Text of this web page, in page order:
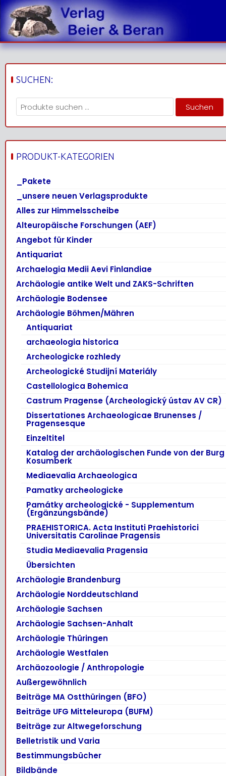
Skip
to
content
SUCHEN:
Suchen
nach: Suchen
PRODUKT-KATEGORIEN
_Pakete
_unsere neuen Verlagsprodukte
Alles zur Himmelsscheibe
Alteuropäische Forschungen (AEF)
Angebot für Kinder
Antiquariat
Archaelogia Medii Aevi Finlandiae
Archäologie antike Welt und ZAKS-Schriften
Archäologie Bodensee
Archäologie Böhmen/Mähren
Antiquariat
archaeologia historica
Archeologicke rozhledy
Archeologické Studijní Materiály
Castellologica Bohemica
Castrum Pragense (Archeologický ústav AV CR)
Dissertationes Archaeologicae Brunenses /
Pragensesque
Einzeltitel
Katalog der archäologischen Funde von der Burg
Kosumberk
Mediaevalia Archaeologica
Pamatky archeologicke
Památky archeologické - Supplementum
(Ergänzungsbände)
PRAEHISTORICA. Acta Instituti Praehistorici
Universitatis Carolinae Pragensis
Studia Mediaevalia Pragensia
Übersichten
Archäologie Brandenburg
Archäologie Norddeutschland
Archäologie Sachsen
Archäologie Sachsen-Anhalt
Archäologie Thüringen
Archäologie Westfalen
Archäozoologie / Anthropologie
Außergewöhnlich
Beiträge MA Ostthüringen (BFO)
Beiträge UFG Mitteleuropa (BUFM)
Beiträge zur Altwegeforschung
Belletristik und Varia
Bestimmungsbücher
Bildbände